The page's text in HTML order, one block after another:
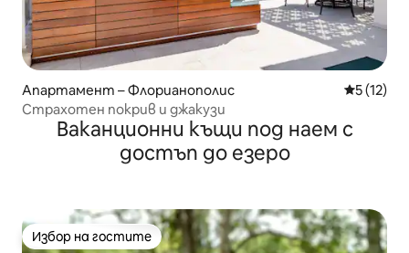
Апартамент – Флорианополис Средна
5 (12)
Страхотен покрив и джакузи
Ваканционни къщи под наем с
достъп до езеро
Избор на гостите
Избор на гостите